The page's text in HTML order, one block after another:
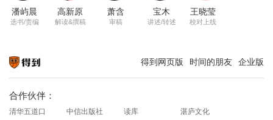
潘屿晨
选书/责编
高新原
解读&撰稿
萧含
审稿
宝木
讲述/转述
王晓莹
校对上线
得到网页版 时间的朋友 企业版
合作伙伴：
清华五道口 中信出版社 读库
湛庐文化